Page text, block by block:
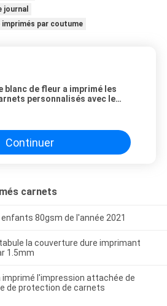
journal
par coutume
blanc de fleur a imprimé les
personnalisés avec le
Continuer
carnets
80gsm de l'année 2021
la couverture dure imprimant
1.5mm
imprimé l'impression attachée de
de protection de carnets